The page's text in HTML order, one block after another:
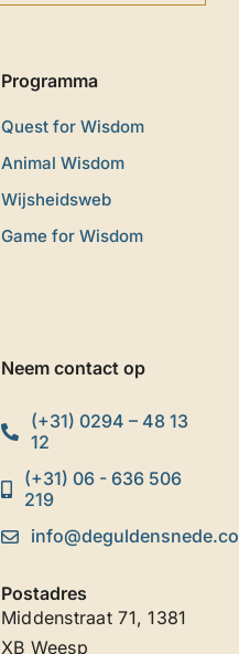
Programma
Quest for Wisdom
Animal Wisdom
Wijsheidsweb
Game for Wisdom
Neem contact op
(+31) 0294 – 48 13
12
(+31) 06 - 636 506
219
Postadres
Middenstraat 71, 1381
XB Weesp